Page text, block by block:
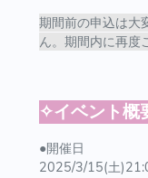
期間前の申込は大
ん。期間内に再度
✧イベント概
●開催日
2025/3/15(土